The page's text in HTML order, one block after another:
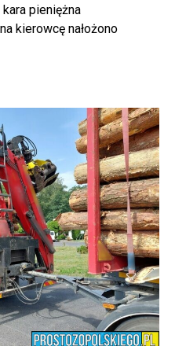
pieniężna
kierowcę nałożono